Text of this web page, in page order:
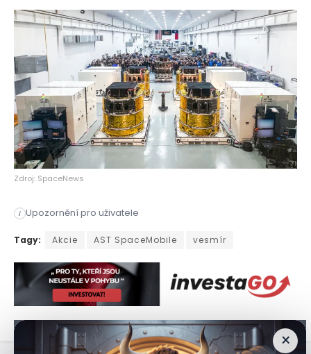
Zdroj: SpaceNews
i Upozornění pro uživatele
Akcie společnosti AST SpaceMobile zaznamenaly během
Tagy: Akcie AST SpaceMobile vesmír
×